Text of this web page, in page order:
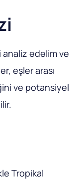
analiz edelim ve
eşler arası
ve potansiyel
Tropikal